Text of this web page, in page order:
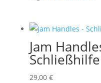
auf.
Die
Jam
29,00 €